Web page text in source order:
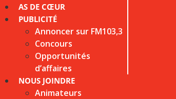
AS DE CŒUR
PUBLICITÉ
Annoncer sur FM103,3
Concours
Opportunités
d’affaires
NOUS JOINDRE
Animateurs